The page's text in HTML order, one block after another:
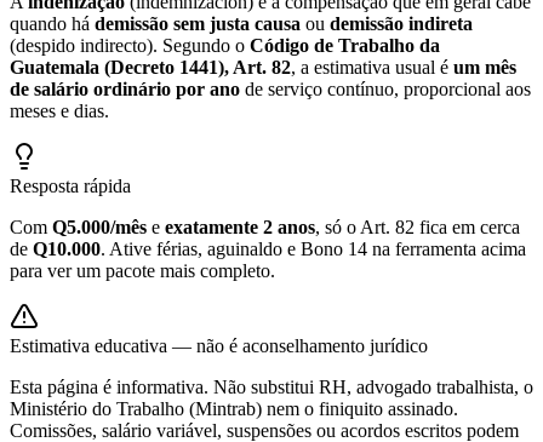
quando há demissão sem justa causa ou demissão indireta
(despido indirecto). Segundo o Código de Trabalho da
Guatemala (Decreto 1441), Art. 82, a estimativa usual é um mês
de salário ordinário por ano de serviço contínuo, proporcional aos
meses e dias.
Resposta rápida
Com Q5.000/mês e exatamente 2 anos, só o Art. 82 fica em cerca
de Q10.000. Ative férias, aguinaldo e Bono 14 na ferramenta acima
para ver um pacote mais completo.
Estimativa educativa — não é aconselhamento jurídico
Esta página é informativa. Não substitui RH, advogado trabalhista, o
Ministério do Trabalho (Mintrab) nem o finiquito assinado.
Comissões, salário variável, suspensões ou acordos escritos podem